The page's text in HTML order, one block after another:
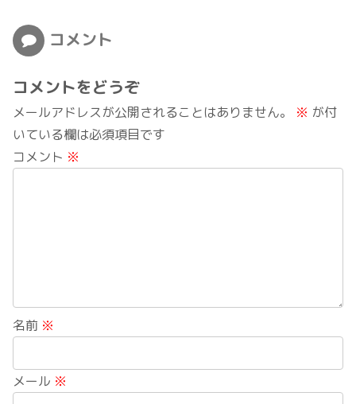
コメント
コメントをどうぞ
メールアドレスが公開されることはありません。 ※ が付
いている欄は必須項目です
コメント ※
名前 ※
メール ※